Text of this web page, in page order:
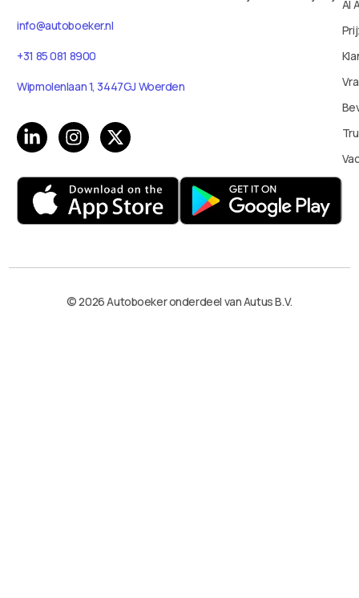
info@autoboeker.nl
+31 85 081 8900
Wipmolenlaan 1, 3447GJ Woerden
AI
© 2026 Autoboeker onderdeel van Autus B.V.